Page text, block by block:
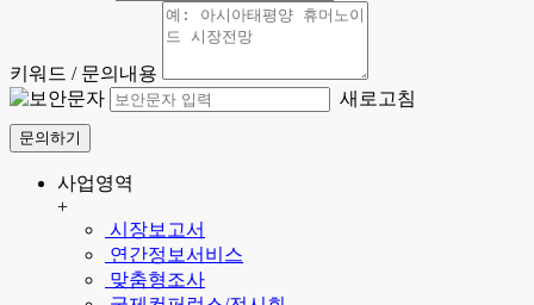
키워드 / 문의내용
새로고침
문의하기
사업영역
+
시장보고서
연간정보서비스
맞춤형조사